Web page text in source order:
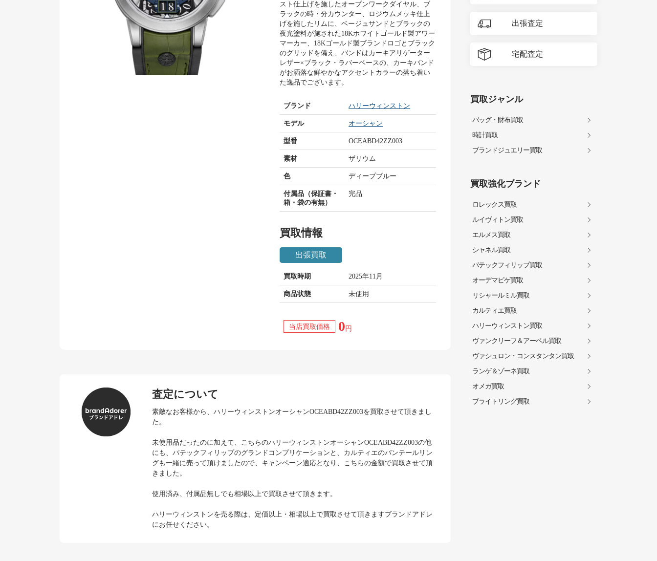
スト仕上げを施したオープンワークダイヤル、ブ
ラックの時・分カウンター、ロジウムメッキ仕上
げを施したリムに、ベージュサンドとブラックの
夜光塗料が施された18Kホワイトゴールド製アワー
マーカー、18Kゴールド製ブランドロゴとブラック
のグリッドを備え、バンドはカーキアリゲーター
レザー×ブラック・ラバーベースの、カーキバンド
がお洒落な鮮やかなアクセントカラーの落ち着い
た逸品でございます。
ブランド ハリーウィンストン
モデル オーシャン
型番 OCEABD42ZZ003
素材 ザリウム
色 ディープブルー
付属品（保証書・
箱・袋の有無）
完品
買取情報
出張買取
買取時期 2025年11月
商品状態 未使用
当店買取価格 0 円
査定について
素敵なお客様から、ハリーウィンストンオーシャンOCEABD42ZZ003を買取させて頂きまし
た。
未使用品だったのに加えて、こちらのハリーウィンストンオーシャンOCEABD42ZZ003の他
にも、パテックフィリップのグランドコンプリケーションと、カルティエのパンテールリン
グも一緒に売って頂けましたので、キャンペーン適応となり、こちらの金額で買取させて頂
きました。
使用済み、付属品無しでも相場以上で買取させて頂きます。
ハリーウィンストンを売る際は、定価以上・相場以上で買取させて頂きますブランドアドレ
にお任せください。
出張査定
宅配査定
買取ジャンル
バッグ・財布買取
時計買取
ブランドジュエリー買取
買取強化ブランド
ロレックス買取
ルイヴィトン買取
エルメス買取
シャネル買取
パテックフィリップ買取
オーデマピゲ買取
リシャールミル買取
カルティエ買取
ハリーウィンストン買取
ヴァンクリーフ＆アーペル買取
ヴァシュロン・コンスタンタン買取
ランゲ＆ゾーネ買取
オメガ買取
ブライトリング買取